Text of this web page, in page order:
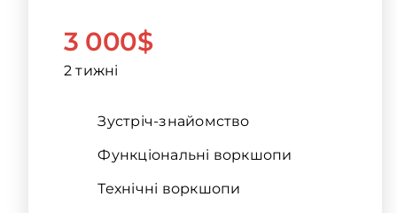
3 000$
2 тижні
Зустріч-знайомство
Функціональні воркшопи
Технічні воркшопи